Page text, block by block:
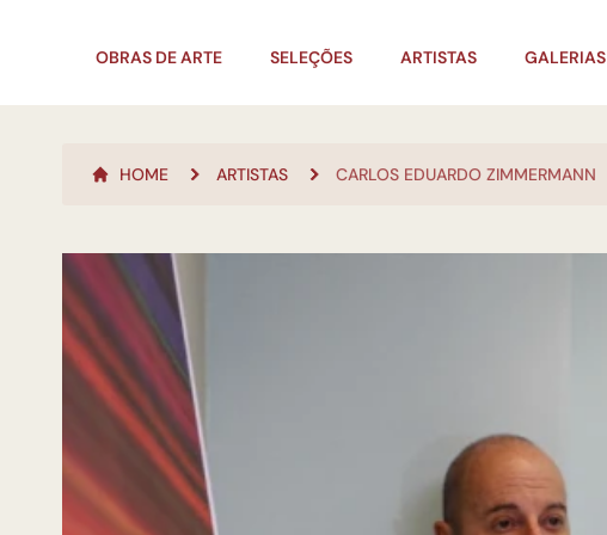
OBRAS DE ARTE SELEÇÕES ARTISTAS GALERIAS
HOME ARTISTAS CARLOS EDUARDO ZIMMERMANN